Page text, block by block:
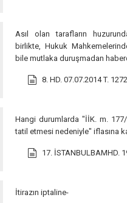
Asıl olan tarafların
birlikte, Hukuk
bile mutlaka duruşmadan
8. HD. 07.07.2014 T.
Hangi durumlarda "İİK. m.
tatil etmesi nedeniyle" iflasına
17. İSTANBULBAMHD.
İtirazın iptaline-